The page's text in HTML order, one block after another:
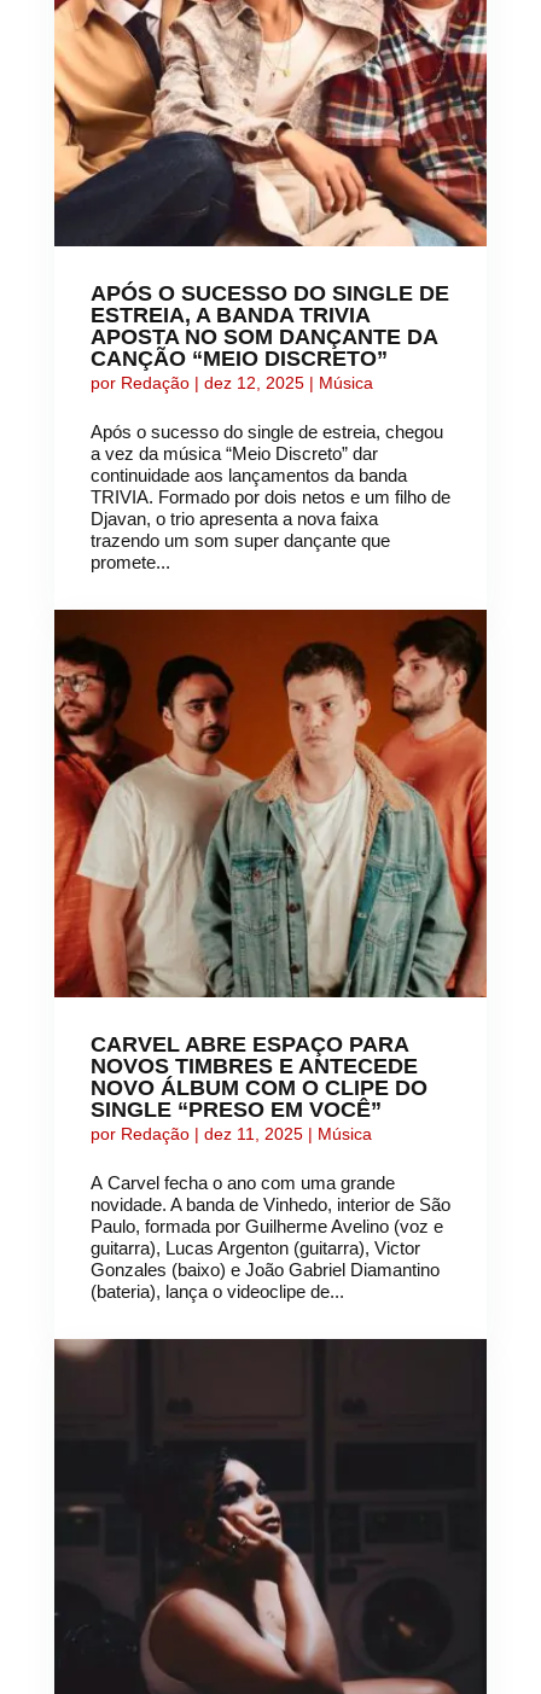
APÓS O SUCESSO DO SINGLE DE
ESTREIA, A BANDA TRIVIA
APOSTA NO SOM DANÇANTE DA
CANÇÃO “MEIO DISCRETO”
por Redação| dez 12, 2025| Música
Após o sucesso do single de estreia, chegou
a vez da música “Meio Discreto” dar
continuidade aos lançamentos da banda
TRIVIA. Formado por dois netos e um filho de
Djavan, o trio apresenta a nova faixa
trazendo um som super dançante que
promete...
CARVEL ABRE ESPAÇO PARA
NOVOS TIMBRES E ANTECEDE
NOVO ÁLBUM COM O CLIPE DO
SINGLE “PRESO EM VOCÊ”
por Redação| dez 11, 2025| Música
A Carvel fecha o ano com uma grande
novidade. A banda de Vinhedo, interior de São
Paulo, formada por Guilherme Avelino (voz e
guitarra), Lucas Argenton (guitarra), Victor
Gonzales (baixo) e João Gabriel Diamantino
(bateria), lança o videoclipe de...